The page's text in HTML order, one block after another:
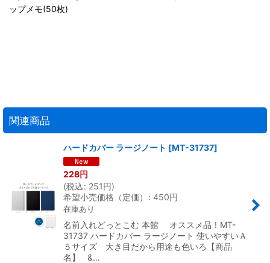
ップメモ(50枚)
関連商品
ハードカバー ラージノート [MT-31737]
228円
(税込: 251円)
希望小売価格（定価）
: 450円
在庫あり
名前入れどっとこむ 本館 オススメ品！MT-
31737 ハードカバー ラージノート 使いやすいＡ
５サイズ 大き目だから用途も色いろ【商品
名】 &…